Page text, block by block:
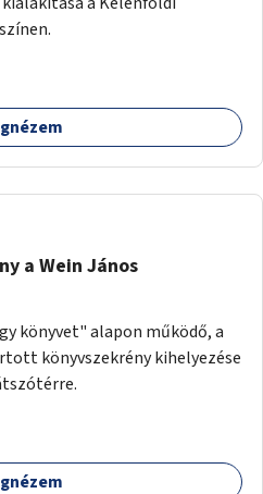
a Wein János
könyvet" alapon működő, a
könyvszekrény kihelyezése